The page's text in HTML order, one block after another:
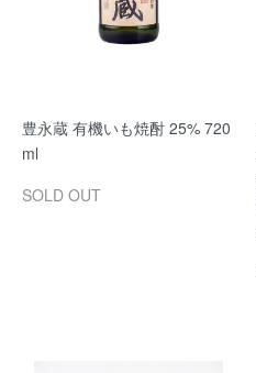
豊永蔵 有機いも焼酎 25% 720
ml
SOLD OUT